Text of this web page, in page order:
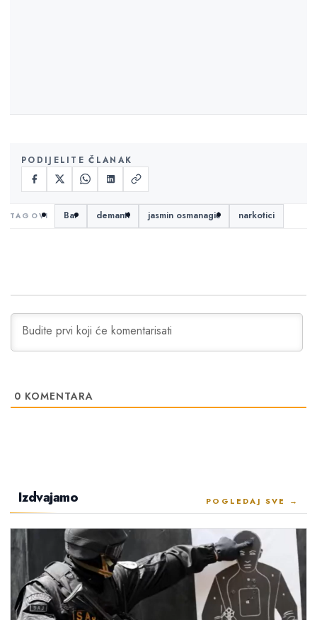
PODIJELITE ČLANAK
Bar demanti jasmin osmanagić narkotici
0 KOMENTARA
Izdvajamo POGLEDAJ SVE →